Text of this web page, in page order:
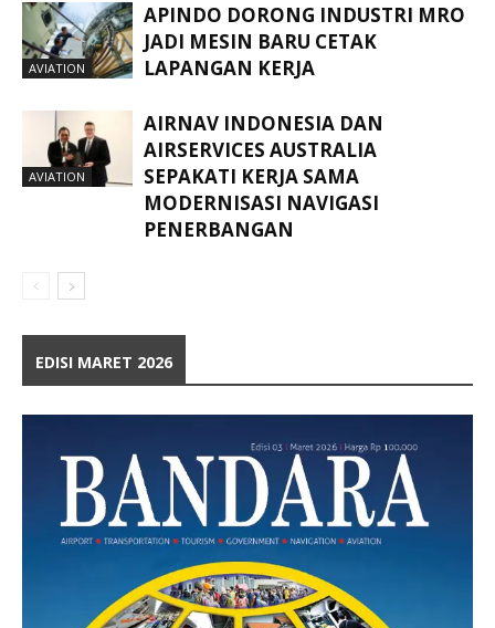
AVIATION
APINDO DORONG INDUSTRI MRO
JADI MESIN BARU CETAK
LAPANGAN KERJA
AVIATION
AIRNAV INDONESIA DAN
AIRSERVICES AUSTRALIA
SEPAKATI KERJA SAMA
MODERNISASI NAVIGASI
PENERBANGAN
EDISI MARET 2026